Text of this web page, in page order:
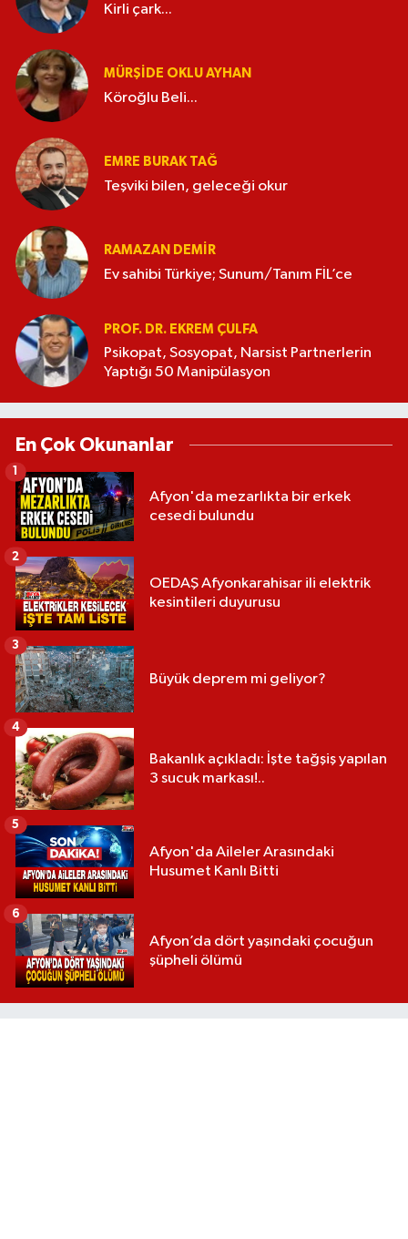
Kirli çark...
MÜRŞIDE OKLU AYHAN
Köroğlu Beli...
EMRE BURAK TAĞ
Teşviki bilen, geleceği okur
RAMAZAN DEMİR
Ev sahibi Türkiye; Sunum/Tanım FİL’ce
PROF. DR. EKREM ÇULFA
Psikopat, Sosyopat, Narsist Partnerlerin
Yaptığı 50 Manipülasyon
En Çok Okunanlar
Afyon'da mezarlıkta bir erkek
cesedi bulundu
1
OEDAŞ Afyonkarahisar ili elektrik
kesintileri duyurusu
2
Büyük deprem mi geliyor?
3
Bakanlık açıkladı: İşte tağşiş yapılan
3 sucuk markası!..
4
Afyon'da Aileler Arasındaki
Husumet Kanlı Bitti
5
Afyon’da dört yaşındaki çocuğun
şüpheli ölümü
6